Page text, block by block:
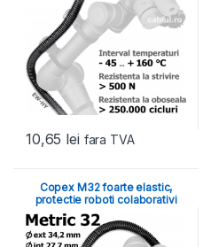
10,65 lei fara TVA
Copex M32 foarte elastic,
protectie roboti colaborativi